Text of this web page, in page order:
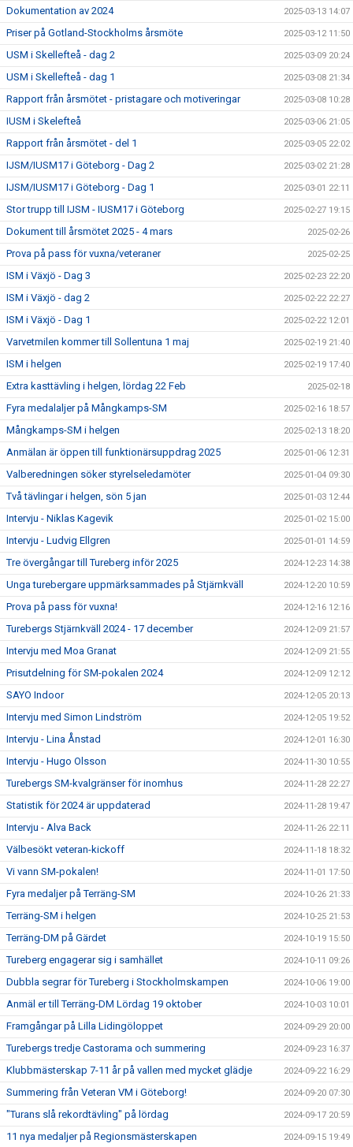
Dokumentation av 2024 2025-03-13 14:07
Priser på Gotland-Stockholms årsmöte 2025-03-12 11:50
USM i Skellefteå - dag 2 2025-03-09 20:24
USM i Skellefteå - dag 1 2025-03-08 21:34
Rapport från årsmötet - pristagare och motiveringar 2025-03-08 10:28
IUSM i Skelefteå 2025-03-06 21:05
Rapport från årsmötet - del 1 2025-03-05 22:02
IJSM/IUSM17 i Göteborg - Dag 2 2025-03-02 21:28
IJSM/IUSM17 i Göteborg - Dag 1 2025-03-01 22:11
Stor trupp till IJSM - IUSM17 i Göteborg 2025-02-27 19:15
Dokument till årsmötet 2025 - 4 mars 2025-02-26
Prova på pass för vuxna/veteraner 2025-02-25
ISM i Växjö - Dag 3 2025-02-23 22:20
ISM i Växjö - dag 2 2025-02-22 22:27
ISM i Växjö - Dag 1 2025-02-22 12:01
Varvetmilen kommer till Sollentuna 1 maj 2025-02-19 21:40
ISM i helgen 2025-02-19 17:40
Extra kasttävling i helgen, lördag 22 Feb 2025-02-18
Fyra medalaljer på Mångkamps-SM 2025-02-16 18:57
Mångkamps-SM i helgen 2025-02-13 18:20
Anmälan är öppen till funktionärsuppdrag 2025 2025-01-06 12:31
Valberedningen söker styrelseledamöter 2025-01-04 09:30
Två tävlingar i helgen, sön 5 jan 2025-01-03 12:44
Intervju - Niklas Kagevik 2025-01-02 15:00
Intervju - Ludvig Ellgren 2025-01-01 14:59
Tre övergångar till Tureberg inför 2025 2024-12-23 14:38
Unga turebergare uppmärksammades på Stjärnkväll 2024-12-20 10:59
Prova på pass för vuxna! 2024-12-16 12:16
Turebergs Stjärnkväll 2024 - 17 december 2024-12-09 21:57
Intervju med Moa Granat 2024-12-09 21:55
Prisutdelning för SM-pokalen 2024 2024-12-09 12:12
SAYO Indoor 2024-12-05 20:13
Intervju med Simon Lindström 2024-12-05 19:52
Intervju - Lina Ånstad 2024-12-01 16:30
Intervju - Hugo Olsson 2024-11-30 10:55
Turebergs SM-kvalgränser för inomhus 2024-11-28 22:27
Statistik för 2024 är uppdaterad 2024-11-28 19:47
Intervju - Alva Back 2024-11-26 22:11
Välbesökt veteran-kickoff 2024-11-18 18:32
Vi vann SM-pokalen! 2024-11-01 17:50
Fyra medaljer på Terräng-SM 2024-10-26 21:33
Terräng-SM i helgen 2024-10-25 21:53
Terräng-DM på Gärdet 2024-10-19 15:50
Tureberg engagerar sig i samhället 2024-10-11 09:26
Dubbla segrar för Tureberg i Stockholmskampen 2024-10-06 19:00
Anmäl er till Terräng-DM Lördag 19 oktober 2024-10-03 10:01
Framgångar på Lilla Lidingöloppet 2024-09-29 20:00
Turebergs tredje Castorama och summering 2024-09-23 16:37
Klubbmästerskap 7-11 år på vallen med mycket glädje 2024-09-22 16:29
Summering från Veteran VM i Göteborg! 2024-09-20 07:30
"Turans slå rekordtävling" på lördag 2024-09-17 20:59
11 nya medaljer på Regionsmästerskapen 2024-09-15 19:49